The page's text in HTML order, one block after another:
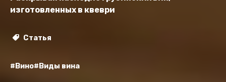
изготовленных в квеври
Статья
#Вино#Виды вина